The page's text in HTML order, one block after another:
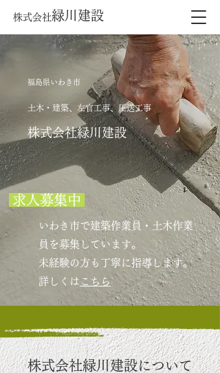
株式会社緑川建設
求人募集中
いわき市で建築作業員・土木作業
員を募集しています。
​未経験の方も丁寧に指導します。
詳しくは こちら
福島県いわき市
土木・建築、左官工事、圧送工事
株式会社緑川建設
株式会社緑川建設について